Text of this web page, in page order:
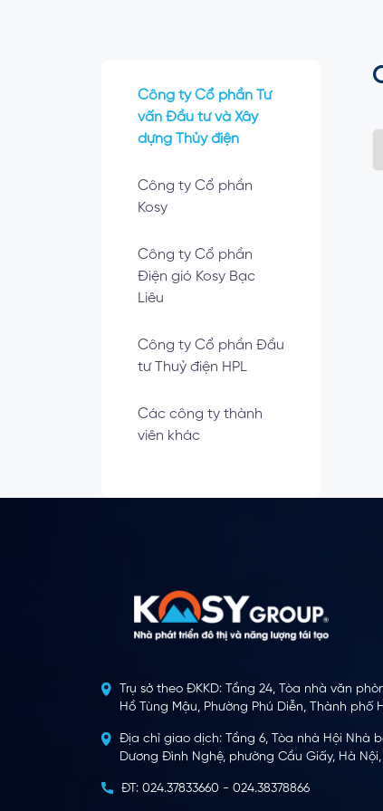
Công ty Cổ phần Tư
vấn Đầu tư và Xây
dựng Thủy điện
Công ty Cổ phần
Kosy
Công ty Cổ phần
Điện gió Kosy Bạc
Liêu
Công ty Cổ phần Đầu
tư Thuỷ điện HPL
Các công ty thành
viên khác
Trụ sở theo ĐKKD: Tầng 24, Tòa nhà văn
Hồ Tùng Mậu, Phường Phú Diễn, Thành phố
Địa chỉ giao dịch: Tầng 6, Tòa nhà Hội Nhà
Dương Đình Nghệ, phường Cầu Giấy, Hà
ĐT: 024.37833660 - 024.38378866